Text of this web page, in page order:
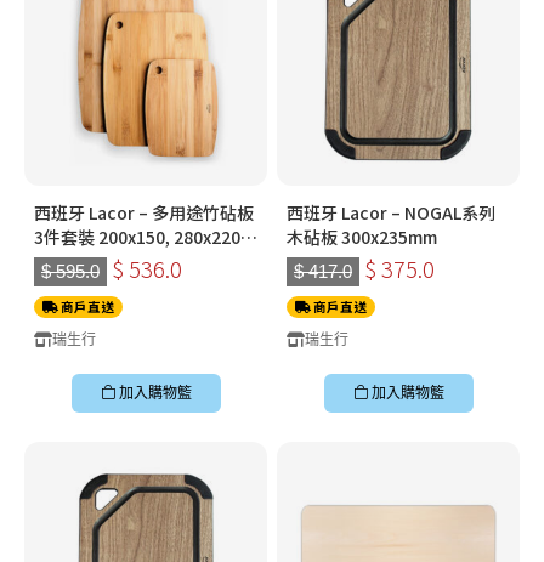
西班牙 Lacor – 多用途竹砧板
3件套裝 200x150, 280x220 ,
330x250mm
$ 595.0 $ 536.0
商戶直送
瑞生行
加入購物籃
西班牙 Lacor – NOGAL系列
木砧板 300x235mm
$ 417.0 $ 375.0
商戶直送
瑞生行
加入購物籃